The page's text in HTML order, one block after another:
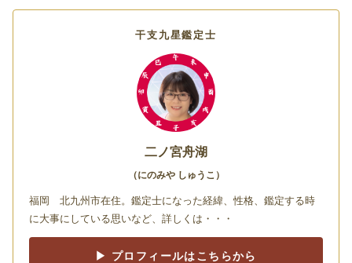
干支九星鑑定士
二ノ宮舟湖
（にのみや しゅうこ）
福岡 北九州市在住。鑑定士になった経緯、性格、鑑定する時
に大事にしている思いなど、詳しくは・・・
▶ プロフィールはこちらから